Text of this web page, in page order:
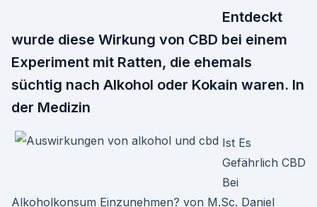
Entdeckt
wurde diese Wirkung von CBD bei einem
Experiment mit Ratten, die ehemals
süchtig nach Alkohol oder Kokain waren. In
der Medizin
Ist Es
Gefährlich CBD
Bei
Alkoholkonsum Einzunehmen? von M.Sc. Daniel